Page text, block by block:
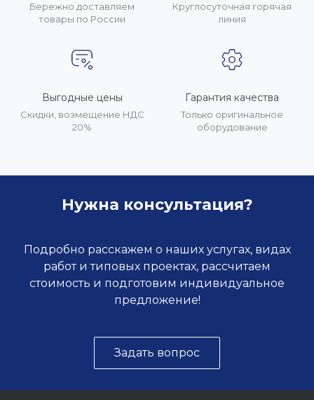
Бережно доставляем
товары по России
Круглосуточная горячая
линия
Выгодные цены
Скидки, возмещение НДС
20%
Гарантия качества
Только оригинальное
оборудование
Нужна консультация?
Подробно расскажем о наших услугах, видах
работ и типовых проектах, рассчитаем
стоимость и подготовим индивидуальное
предложение!
Задать вопрос